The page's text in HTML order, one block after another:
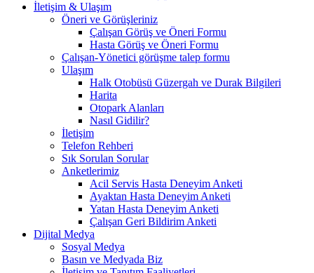
İletişim & Ulaşım
Öneri ve Görüşleriniz
Çalışan Görüş ve Öneri Formu
Hasta Görüş ve Öneri Formu
Çalışan-Yönetici görüşme talep formu
Ulaşım
Halk Otobüsü Güzergah ve Durak Bilgileri
Harita
Otopark Alanları
Nasıl Gidilir?
İletişim
Telefon Rehberi
Sık Sorulan Sorular
Anketlerimiz
Acil Servis Hasta Deneyim Anketi
Ayaktan Hasta Deneyim Anketi
Yatan Hasta Deneyim Anketi
Çalışan Geri Bildirim Anketi
Dijital Medya
Sosyal Medya
Basın ve Medyada Biz